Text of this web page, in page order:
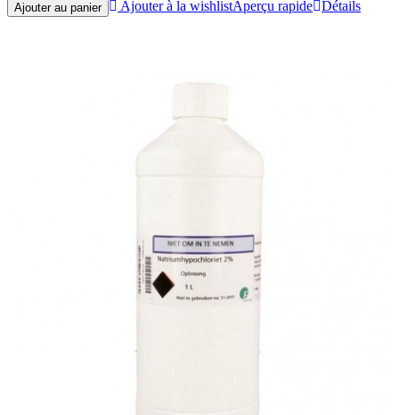
Ajouter au panier Ajouter à la wishlistAperçu rapide Détails